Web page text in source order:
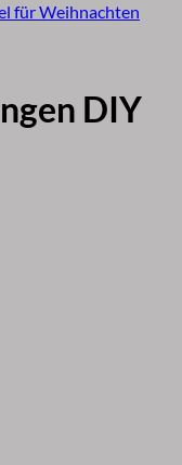
für Weihnachten
DIY